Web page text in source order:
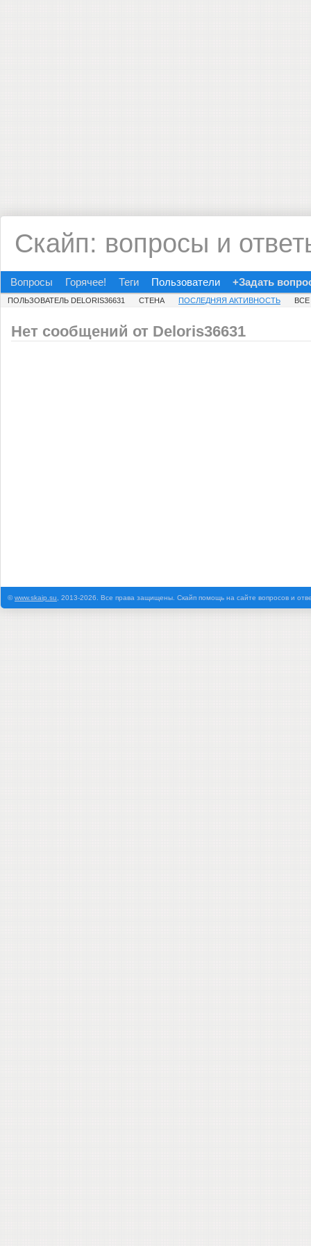
Скайп: вопросы и
Вопросы Горячее! Теги Пользователи +Задать
ПОЛЬЗОВАТЕЛЬ DELORIS36631 СТЕНА ПОСЛЕДНЯЯ АКТИВНОСТЬ
Нет сообщений от Deloris36631
©www.skaip.su , 2013-2026. Все права защищены. Скайп помощь на сайте вопросов и